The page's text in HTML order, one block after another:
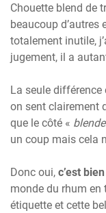
Chouette blend de
beaucoup d’autres
totalement inutile,
jugement, il a
La seule différence
on sent clairement
que le côté «
un coup mais cela
Donc oui, c’est
monde du rhum en
étiquette et cette